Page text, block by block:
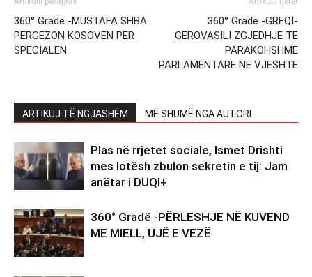
360° Grade -MUSTAFA SHBA
PERGEZON KOSOVEN PER
SPECIALEN
360° Grade -GREQI-
GEROVASILI ZGJEDHJE TE
PARAKOHSHME
PARLAMENTARE NE VJESHTE
ARTIKUJ TË NGJASHËM MË SHUMË NGA AUTORI
Plas në rrjetet sociale, Ismet Drishti
mes lotësh zbulon sekretin e tij: Jam
anëtar i DUQI+
360° Gradë -PËRLESHJE NË KUVEND
ME MIELL, UJË E VEZË